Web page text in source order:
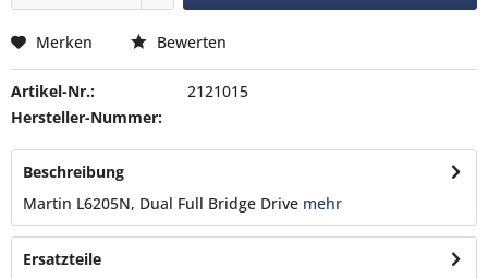
Merken Bewerten
Artikel-Nr.:
2121015
Hersteller-Nummer:
Beschreibung
Martin L6205N, Dual Full Bridge Drive mehr
Ersatzteile